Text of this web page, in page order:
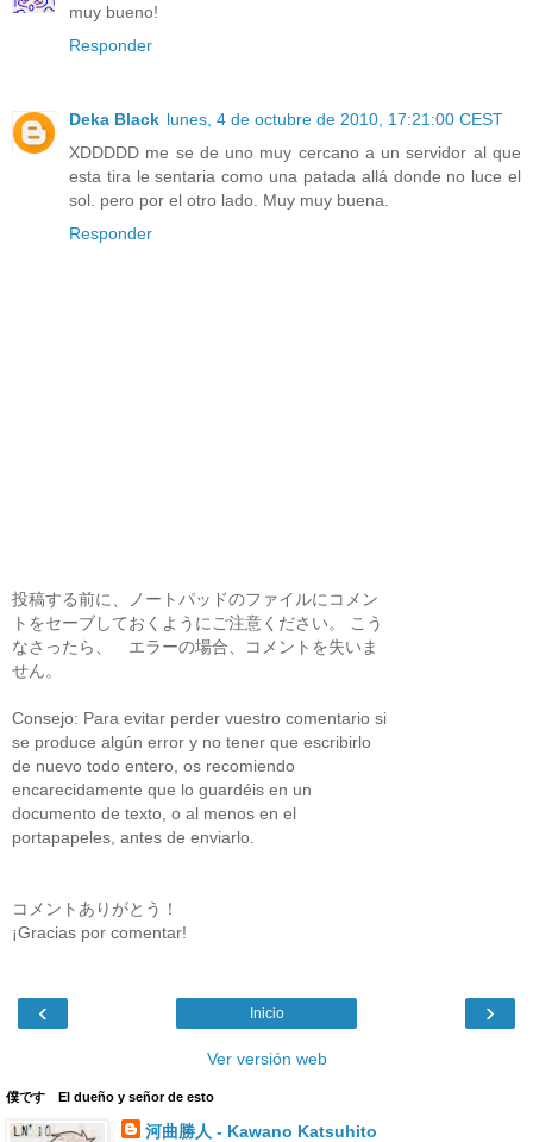
muy bueno!
Responder
Deka Black lunes, 4 de octubre de 2010, 17:21:00 CEST
XDDDDD me se de uno muy cercano a un servidor al que
esta tira le sentaria como una patada allá donde no luce el
sol. pero por el otro lado. Muy muy buena.
Responder
投稿する前に、ノートパッドのファイルにコメン
トをセーブしておくようにご注意ください。 こう
なさったら、 エラーの場合、コメントを失いま
せん。
Consejo: Para evitar perder vuestro comentario si
se produce algún error y no tener que escribirlo
de nuevo todo entero, os recomiendo
encarecidamente que lo guardéis en un
documento de texto, o al menos en el
portapapeles, antes de enviarlo.
コメントありがとう！
¡Gracias por comentar!
‹ ›
Inicio
Ver versión web
僕です El dueño y señor de esto
河曲勝人 - Kawano Katsuhito